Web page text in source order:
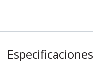
Especificaciones